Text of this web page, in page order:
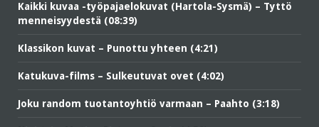
Kaikki kuvaa -työpajaelokuvat (Hartola-Sysmä) – Tyttö
menneisyydestä (08:39)
Klassikon kuvat – Punottu yhteen (4:21)
Katukuva-films – Sulkeutuvat ovet (4:02)
Joku random tuotantoyhtiö varmaan – Paahto (3:18)